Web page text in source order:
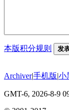
本版积分规则 发
Archiver|手机版|小
GMT-6, 2026-8-9